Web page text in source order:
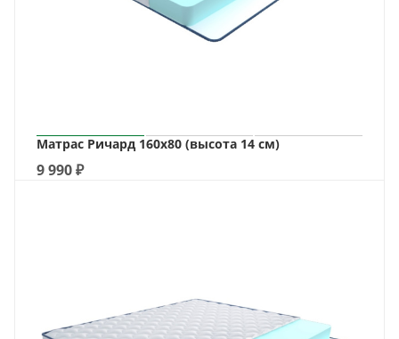
Матрас Ричард 160х80 (высота 14 см)
9 990₽